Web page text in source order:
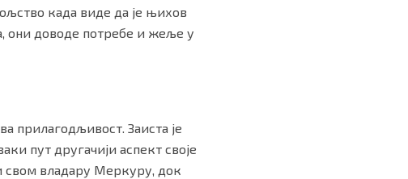
када виде да је њихов
они доводе потребе и жеље у
прилагодљивост. Заиста је
пут другачији аспект своје
свом владару Меркуру, док